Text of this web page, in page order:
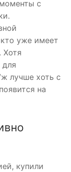
с
уже имеет
Хотя
лучше хоть с
на
купили